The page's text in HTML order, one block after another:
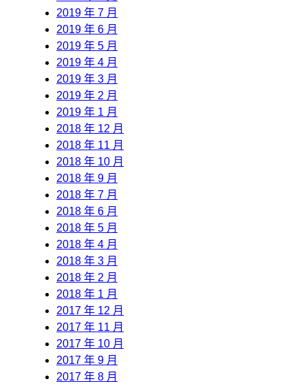
2019 年 7 月
2019 年 6 月
2019 年 5 月
2019 年 4 月
2019 年 3 月
2019 年 2 月
2019 年 1 月
2018 年 12 月
2018 年 11 月
2018 年 10 月
2018 年 9 月
2018 年 7 月
2018 年 6 月
2018 年 5 月
2018 年 4 月
2018 年 3 月
2018 年 2 月
2018 年 1 月
2017 年 12 月
2017 年 11 月
2017 年 10 月
2017 年 9 月
2017 年 8 月